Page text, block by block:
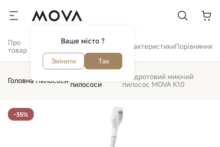
Ваше місто ?
Змінити Так
Про
товар
Відгуки та
Огляд ХарактеристикиПорівняння
Головна Пилососи пилососи
Бездротовий миючий
пилосос MOVA K10
-35%